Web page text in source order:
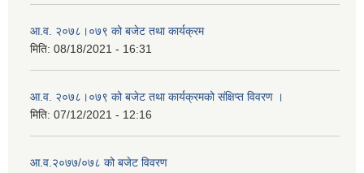
आ.व. २०७८।०७९ को बजेट तथा कार्यक्रम
मिति: 08/18/2021 - 16:31
आ.व. २०७८।०७९ को बजेट तथा कार्यक्रमको संक्षिप्त विवरण ।
मिति: 07/12/2021 - 12:16
आ.व.२०७७/०७८ को बजेट विवरण